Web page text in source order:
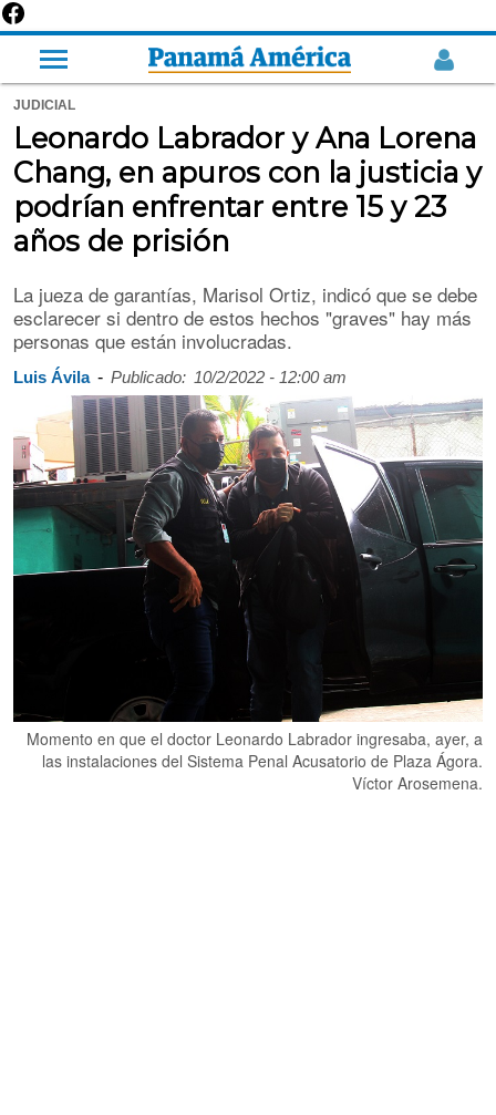
JUDICIAL
Leonardo Labrador y Ana Lorena
Chang, en apuros con la justicia y
podrían enfrentar entre 15 y 23
años de prisión
La jueza de garantías, Marisol Ortiz, indicó que se debe
esclarecer si dentro de estos hechos "graves" hay más
personas que están involucradas.
Luis Ávila - Publicado: 10/2/2022 - 12:00 am
Momento en que el doctor Leonardo Labrador ingresaba, ayer, a
las instalaciones del Sistema Penal Acusatorio de Plaza Ágora.
Víctor Arosemena.